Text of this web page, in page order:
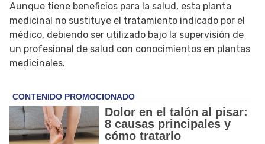
Aunque tiene beneficios para la salud, esta planta
medicinal no sustituye el tratamiento indicado por el
médico, debiendo ser utilizado bajo la supervisión de
un profesional de salud con conocimientos en plantas
medicinales.